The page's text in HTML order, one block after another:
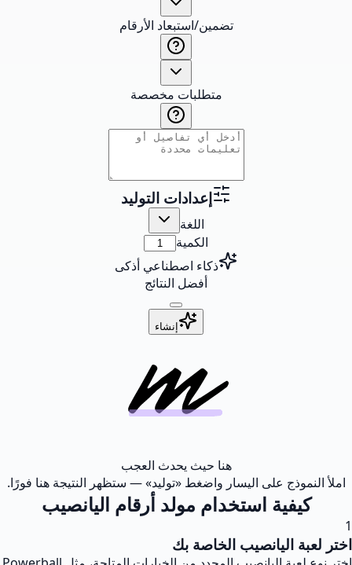
تضمين/استبعاد الأرقام
متطلبات مخصصة
إعدادات التوليد
اللغة
الكمية
ذكاء اصطناعي أذكى
أفضل النتائج
إنشاء
هنا حيث يحدث العجب
املأ النموذج على اليسار واضغط «توليد» — ستظهر النتيجة هنا فورًا.
كيفية استخدام مولد أرقام اليانصيب
1
اختر لعبة اليانصيب الخاصة بك